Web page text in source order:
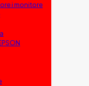
i monitore